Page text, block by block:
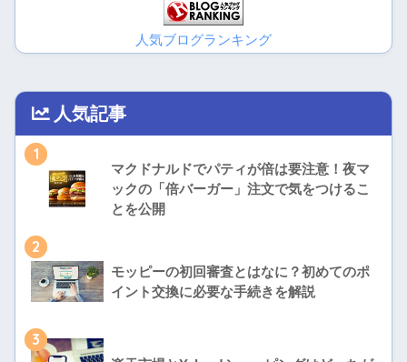
人気ブログランキング
人気記事
1
マクドナルドでパティが倍は要注意！夜マ
ックの「倍バーガー」注文で気をつけるこ
とを公開
2
モッピーの初回審査とはなに？初めてのポ
イント交換に必要な手続きを解説
3